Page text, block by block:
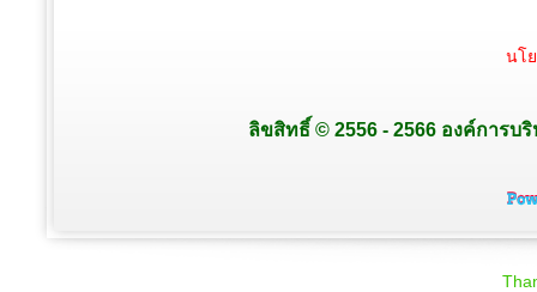
นโ
ลิขสิทธิ์ © 2556 - 2566 องค์การบ